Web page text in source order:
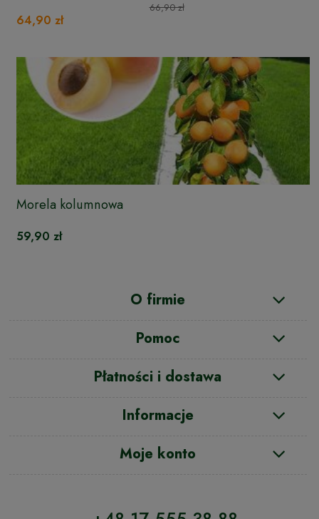
66,90 zł
64,90 zł
Morela kolumnowa
59,90 zł
O firmie
Pomoc
Płatności i dostawa
Informacje
Moje konto